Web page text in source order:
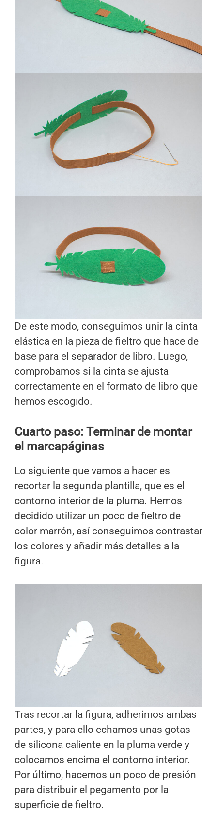
De este modo, conseguimos unir la cinta
elástica en la pieza de fieltro que hace de
base para el separador de libro. Luego,
comprobamos si la cinta se ajusta
correctamente en el formato de libro que
hemos escogido.
Cuarto paso: Terminar de montar
el marcapáginas
Lo siguiente que vamos a hacer es
recortar la segunda plantilla, que es el
contorno interior de la pluma. Hemos
decidido utilizar un poco de fieltro de
color marrón, así conseguimos contrastar
los colores y añadir más detalles a la
figura.
Tras recortar la figura, adherimos ambas
partes, y para ello echamos unas gotas
de silicona caliente en la pluma verde y
colocamos encima el contorno interior.
Por último, hacemos un poco de presión
para distribuir el pegamento por la
superficie de fieltro.